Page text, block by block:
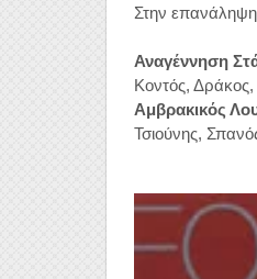
Στην επανάληψη
Αναγέννηση
Κοντός,
Αμβρακικός
Τσιούνης,